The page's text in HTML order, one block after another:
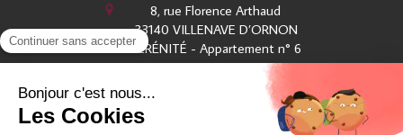
8, rue Florence Arthaud
33140 VILLENAVE D’ORNON
SÉRÉNITÉ - Appartement n° 6
Afficher le téléphone